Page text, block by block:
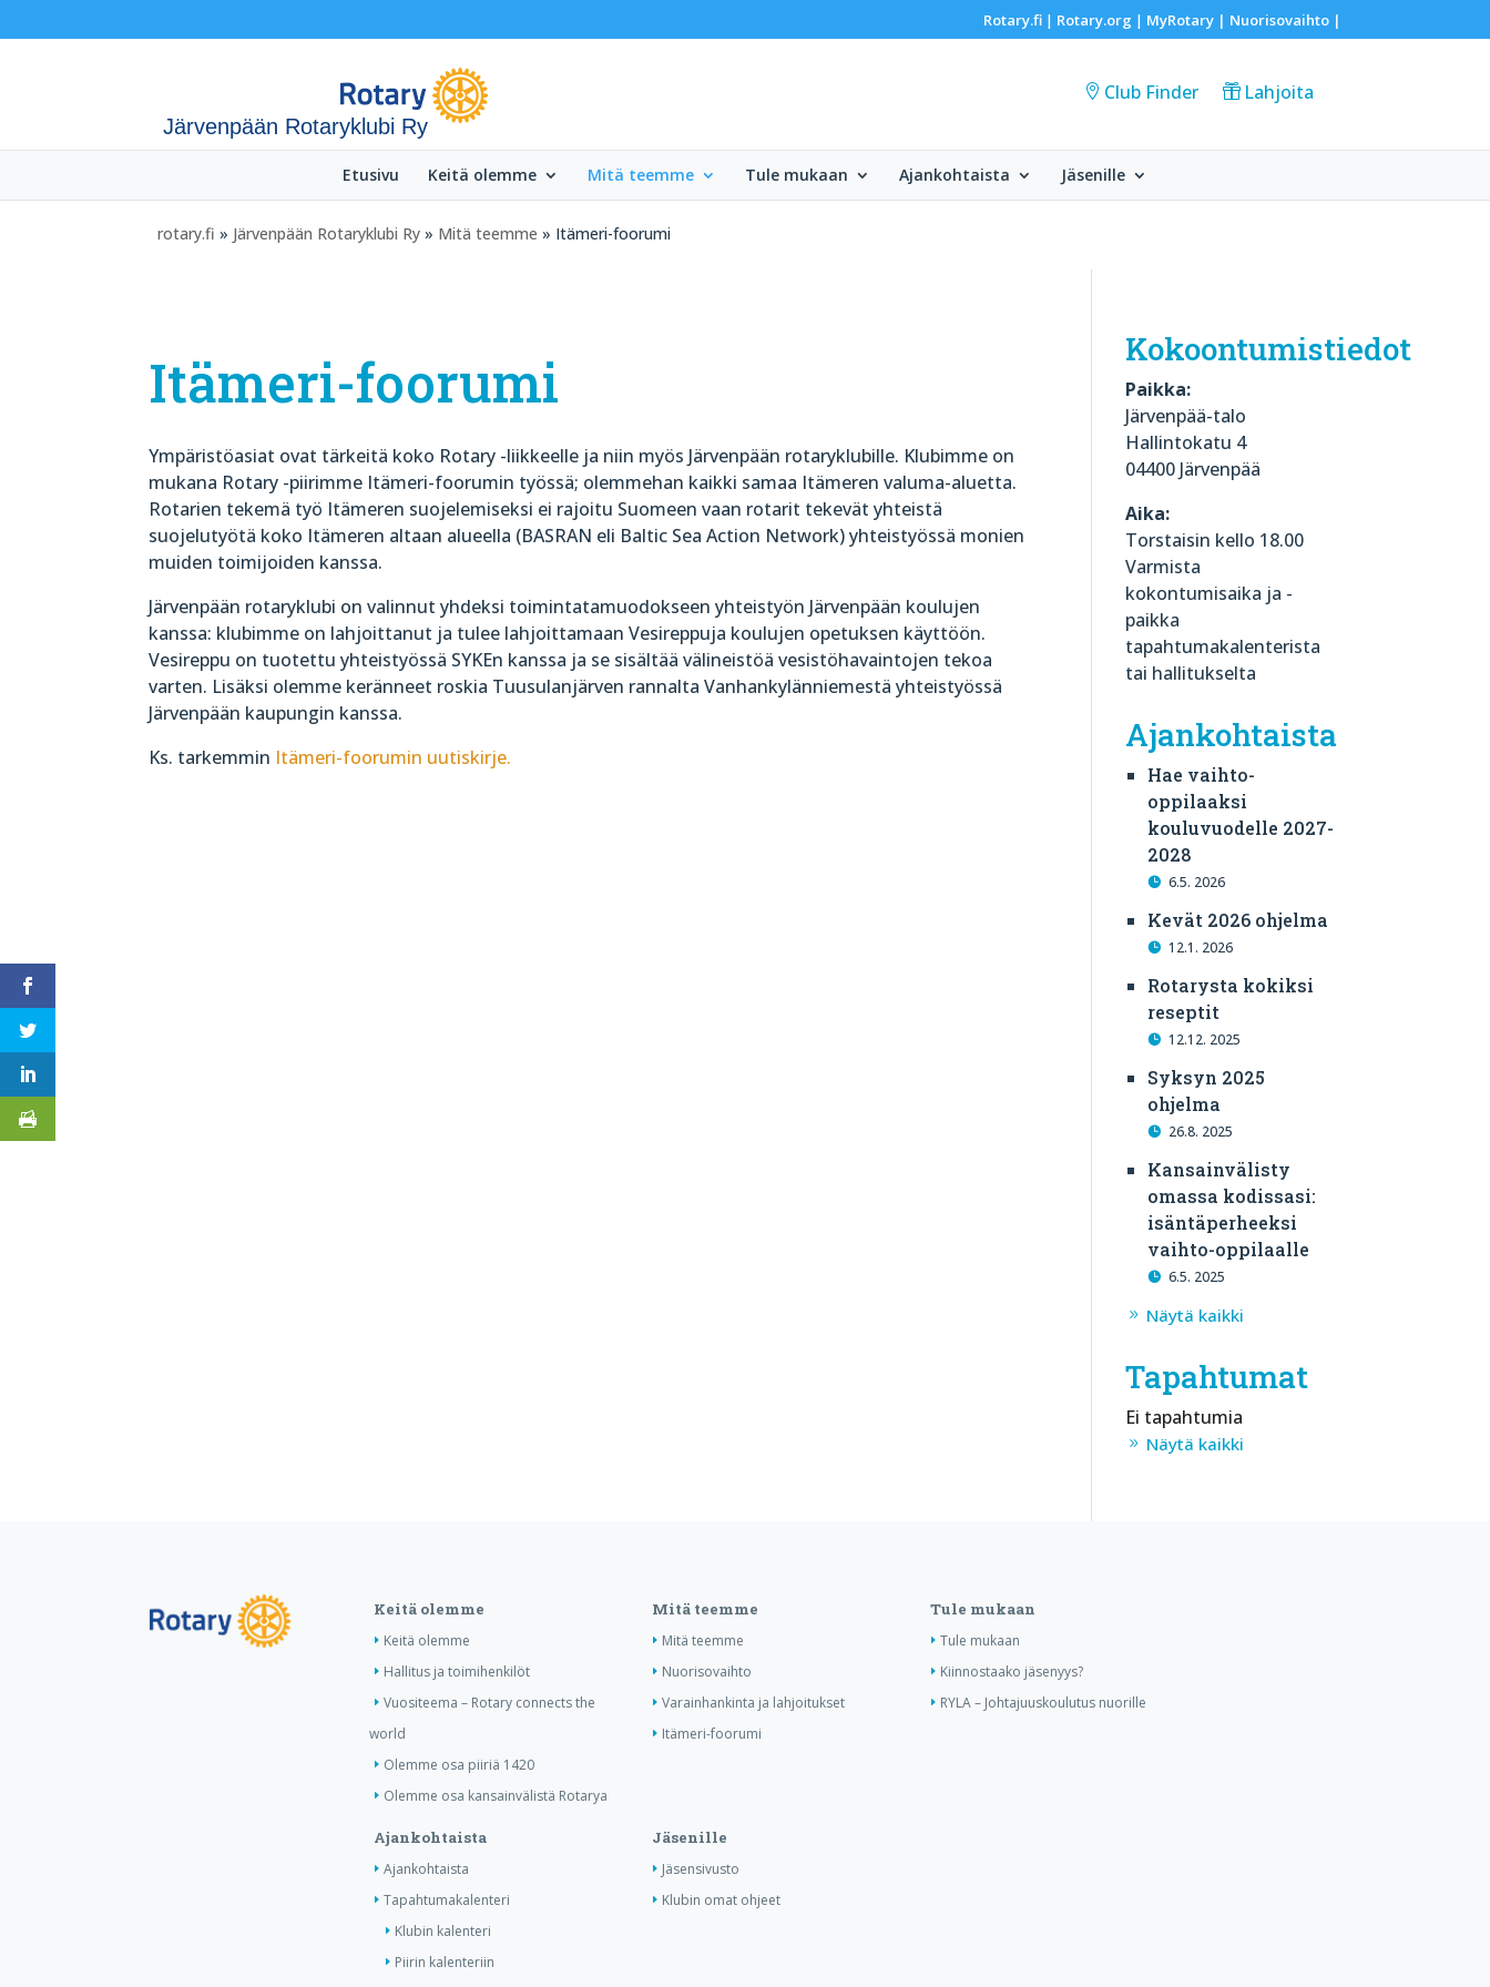
Rotary.fi| Rotary.org | MyRotary | Nuorisovaihto|
Järvenpään Rotaryklubi Ry
Club Finder Lahjoita
Etusivu Keitä olemme Mitä teemme Tule mukaan Ajankohtaista Jäsenille
rotary.fi » Järvenpään Rotaryklubi Ry » Mitä teemme » Itämeri-foorumi
Itämeri-foorumi
Ympäristöasiat ovat tärkeitä koko Rotary -liikkeelle ja niin myös Järvenpään rotaryklubille. Klubimme on
mukana Rotary -piirimme Itämeri-foorumin työssä; olemmehan kaikki samaa Itämeren valuma-aluetta.
Rotarien tekemä työ Itämeren suojelemiseksi ei rajoitu Suomeen vaan rotarit tekevät yhteistä
suojelutyötä koko Itämeren altaan alueella (BASRAN eli Baltic Sea Action Network) yhteistyössä monien
muiden toimijoiden kanssa.
Järvenpään rotaryklubi on valinnut yhdeksi toimintatamuodokseen yhteistyön Järvenpään koulujen
kanssa: klubimme on lahjoittanut ja tulee lahjoittamaan Vesireppuja koulujen opetuksen käyttöön.
Vesireppu on tuotettu yhteistyössä SYKEn kanssa ja se sisältää välineistöä vesistöhavaintojen tekoa
varten. Lisäksi olemme keränneet roskia Tuusulanjärven rannalta Vanhankylänniemestä yhteistyössä
Järvenpään kaupungin kanssa.
Ks. tarkemmin Itämeri-foorumin uutiskirje.
Kokoontumistiedot
Paikka:
Järvenpää-talo
Hallintokatu 4
04400 Järvenpää
Aika:
Torstaisin kello 18.00
Varmista
kokontumisaika ja -
paikka
tapahtumakalenterista
tai hallitukselta
Ajankohtaista
Hae vaihto-
oppilaaksi
kouluvuodelle 2027-
2028
6.5. 2026
Kevät 2026 ohjelma
12.1. 2026
Rotarysta kokiksi
reseptit
12.12. 2025
Syksyn 2025
ohjelma
26.8. 2025
Kansainvälisty
omassa kodissasi:
isäntäperheeksi
vaihto-oppilaalle
6.5. 2025
Näytä kaikki
Tapahtumat
Ei tapahtumia
Näytä kaikki
Keitä olemme
Keitä olemme
Hallitus ja toimihenkilöt
Vuositeema – Rotary connects the
world
Olemme osa piiriä 1420
Olemme osa kansainvälistä Rotarya
Mitä teemme
Mitä teemme
Nuorisovaihto
Varainhankinta ja lahjoitukset
Itämeri-foorumi
Tule mukaan
Tule mukaan
Kiinnostaako jäsenyys?
RYLA – Johtajuuskoulutus nuorille
Ajankohtaista
Ajankohtaista
Tapahtumakalenteri
Klubin kalenteri
Piirin kalenteriin
Jäsenille
Jäsensivusto
Klubin omat ohjeet